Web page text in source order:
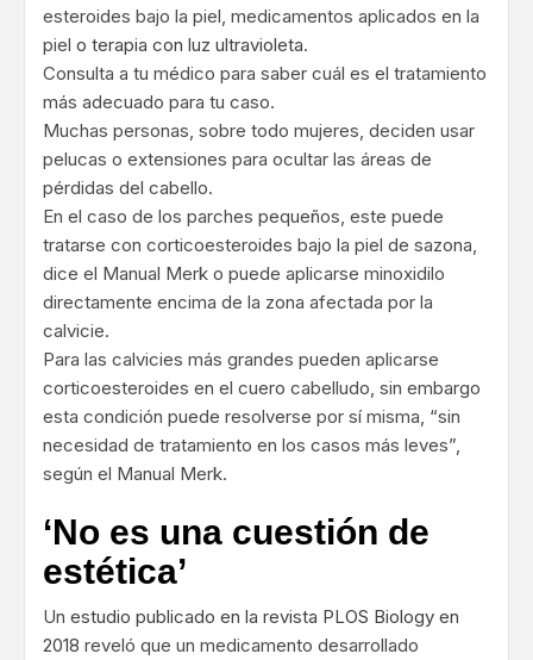
esteroides bajo la piel, medicamentos aplicados en la
piel o terapia con luz ultravioleta.
Consulta a tu médico para saber cuál es el tratamiento
más adecuado para tu caso.
Muchas personas, sobre todo mujeres, deciden usar
pelucas o extensiones para ocultar las áreas de
pérdidas del cabello.
En el caso de los parches pequeños, este puede
tratarse con corticoesteroides bajo la piel de sazona,
dice el Manual Merk o puede aplicarse minoxidilo
directamente encima de la zona afectada por la
calvicie.
Para las calvicies más grandes pueden aplicarse
corticoesteroides en el cuero cabelludo, sin embargo
esta condición puede resolverse por sí misma, “sin
necesidad de tratamiento en los casos más leves”,
según el Manual Merk.
‘No es una cuestión de
estética’
Un estudio publicado en la revista PLOS Biology en
2018 reveló que un medicamento desarrollado